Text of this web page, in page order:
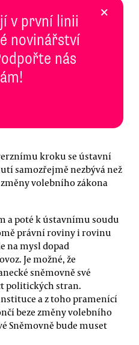
v první linii
novinářství
nás
×
kroku se ústavní
samozřejmě nezbývá než
volebního zákona
a poté k ústavnímu soudu
právní roviny i rovinu
na mysl dopad
Je možné, že
sněmovně své
politických stran.
a z toho pramenící
beze změny volebního
Sněmovně bude muset